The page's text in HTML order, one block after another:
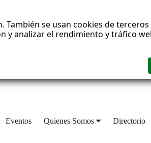
También se usan cookies de
y analizar el rendimiento y tráfico
Eventos Quienes Somos Directorio